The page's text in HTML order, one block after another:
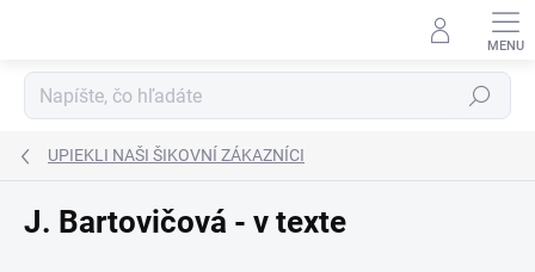
Hľadať
UPIEKLI NAŠI ŠIKOVNÍ ZÁKAZNÍCI
J. Bartovičová - v texte